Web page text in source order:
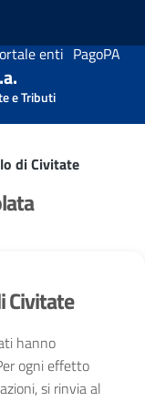
enti PagoPA
e Tributi
di Civitate
Civitate
hanno
ogni effetto
si rinvia al